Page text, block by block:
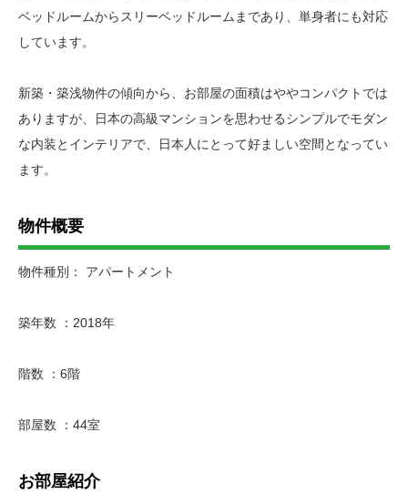
ベッドルームからスリーベッドルームまであり、単身者にも対応
しています。
新築・築浅物件の傾向から、お部屋の面積はややコンパクトでは
ありますが、日本の高級マンションを思わせるシンプルでモダン
な内装とインテリアで、日本人にとって好ましい空間となってい
ます。
物件概要
物件種別： アパートメント
築年数 ：2018年
階数 ：6階
部屋数 ：44室
お部屋紹介